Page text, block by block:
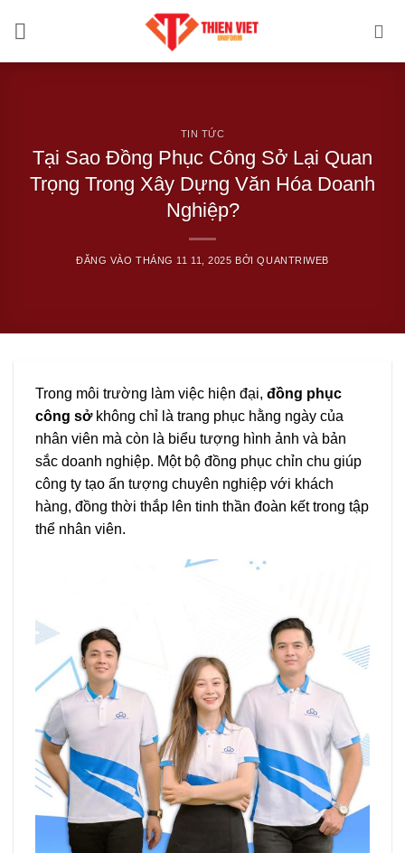
TIN TỨC
Tại Sao Đồng Phục Công Sở Lại Quan
Trọng Trong Xây Dựng Văn Hóa Doanh
Nghiệp?
ĐĂNG VÀOTHÁNG 11 11, 2025 BỞIQUANTRIWEB
Trong môi trường làm việc hiện đại, đồng phục
công sởkhông chỉ là trang phục hằng ngày của
nhân viên mà còn là biểu tượng hình ảnh và bản
sắc doanh nghiệp. Một bộ đồng phục chỉn chu giúp
công ty tạo ấn tượng chuyên nghiệp với khách
hàng, đồng thời thắp lên tinh thần đoàn kết trong tập
thể nhân viên.